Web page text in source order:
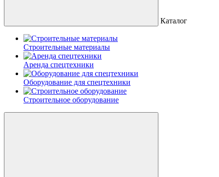
Каталог
Строительные материалы
Аренда спецтехники
Оборудование для спецтехники
Строительное оборудование